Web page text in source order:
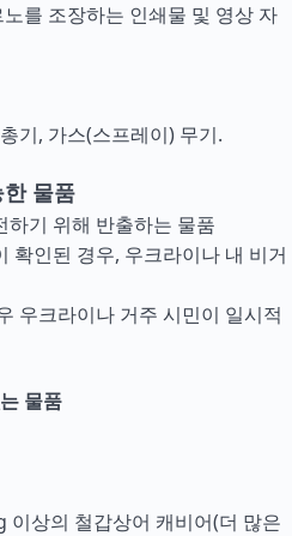
를 조장하는 인쇄물 및 영상 자
기, 가스(스프레이) 무기.
물품
하기 위해 반출하는 물품
확인된 경우, 우크라이나 내 비거
우크라이나 거주 시민이 일시적
물품
상의 철갑상어 캐비어(더 많은